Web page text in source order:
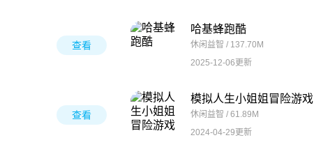
查看
哈基蜂跑酷
休闲益智 / 137.70M
2025-12-06更新
查看
模拟人生小姐姐冒险游戏
休闲益智 / 61.89M
2024-04-29更新